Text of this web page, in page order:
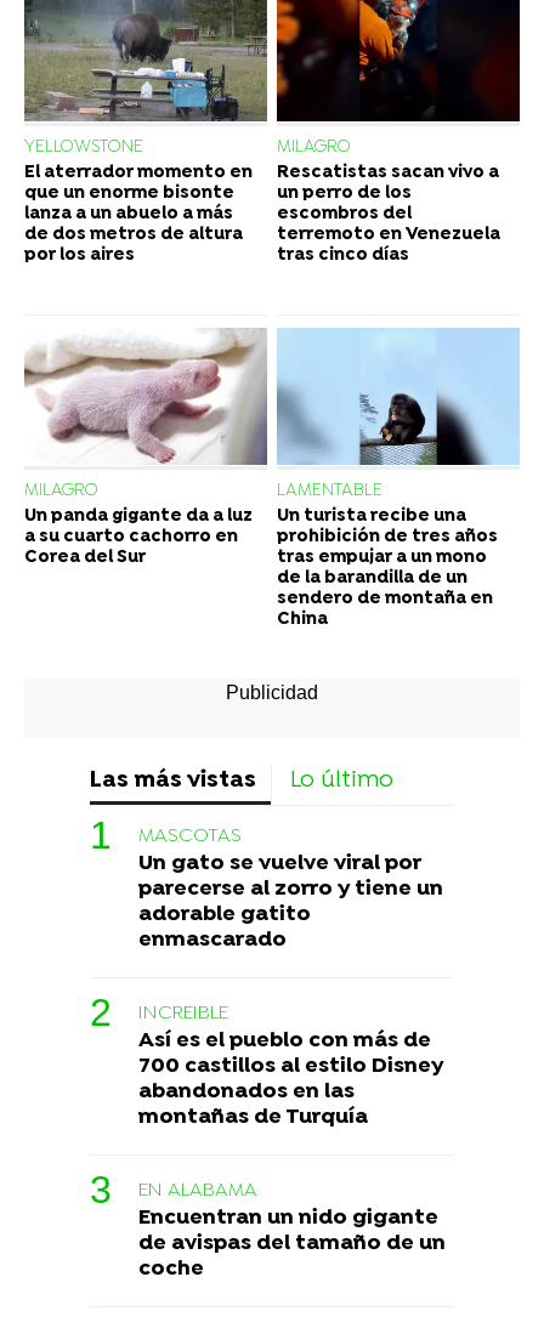
YELLOWSTONE
El aterrador momento en
que un enorme bisonte
lanza a un abuelo a más
de dos metros de altura
por los aires
MILAGRO
Rescatistas sacan vivo a
un perro de los
escombros del
terremoto en Venezuela
tras cinco días
MILAGRO
Un panda gigante da a luz
a su cuarto cachorro en
Corea del Sur
LAMENTABLE
Un turista recibe una
prohibición de tres años
tras empujar a un mono
de la barandilla de un
sendero de montaña en
China
Las más vistas Lo último
MASCOTAS
Un gato se vuelve viral por
parecerse al zorro y tiene un
adorable gatito
enmascarado
INCREIBLE
Así es el pueblo con más de
700 castillos al estilo Disney
abandonados en las
montañas de Turquía
EN ALABAMA
Encuentran un nido gigante
de avispas del tamaño de un
coche